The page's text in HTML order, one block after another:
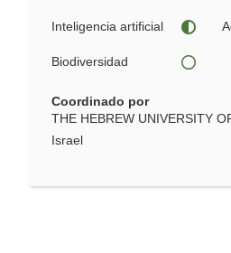
Inteligencia artificial
Biodiversidad
Coordinado por
THE HEBREW UNIVERSITY
Israel